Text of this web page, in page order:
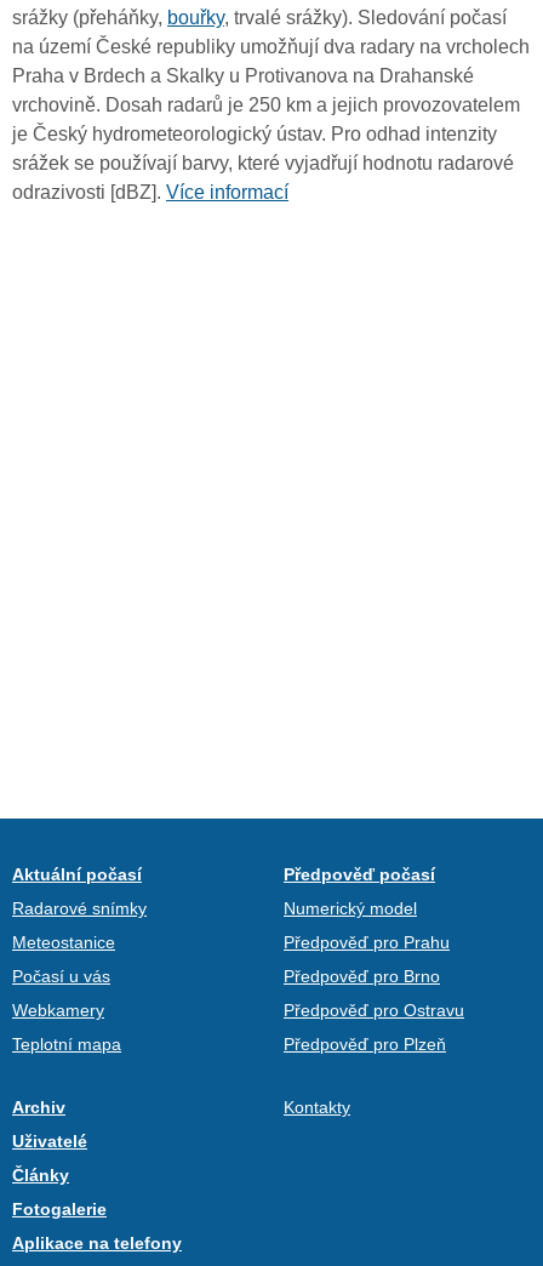
srážky (přeháňky, bouřky, trvalé srážky). Sledování počasí
na území České republiky umožňují dva radary na vrcholech
Praha v Brdech a Skalky u Protivanova na Drahanské
vrchovině. Dosah radarů je 250 km a jejich provozovatelem
je Český hydrometeorologický ústav. Pro odhad intenzity
srážek se používají barvy, které vyjadřují hodnotu radarové
odrazivosti [dBZ]. Více informací
Aktuální počasí
Radarové snímky
Meteostanice
Počasí u vás
Webkamery
Teplotní mapa
Předpověď počasí
Numerický model
Předpověď pro Prahu
Předpověď pro Brno
Předpověď pro Ostravu
Předpověď pro Plzeň
Archiv
Uživatelé
Články
Fotogalerie
Aplikace na telefony
Kontakty